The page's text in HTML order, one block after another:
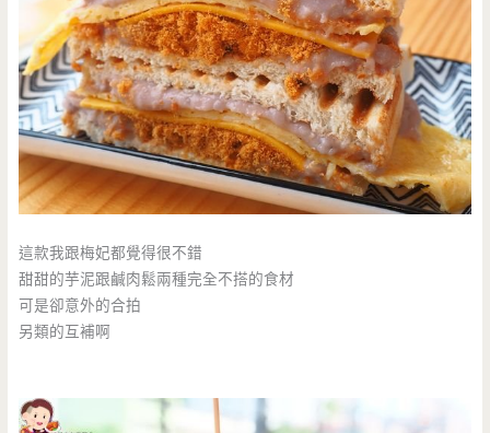
這款我跟梅妃都覺得很不錯
甜甜的芋泥跟鹹肉鬆兩種完全不搭的食材
可是卻意外的合拍
另類的互補啊